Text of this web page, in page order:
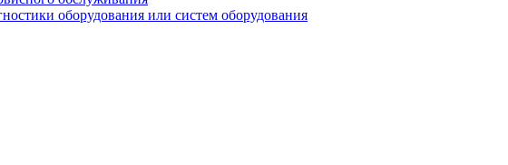
оборудования или систем оборудования